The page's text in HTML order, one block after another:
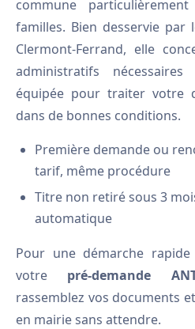
commune
familles. Bien desservie
Clermont-Ferrand, elle
administratifs
équipée pour traiter votre
dans de bonnes conditions.
Première demande ou
tarif, même procédure
Titre non retiré sous 3
automatique
Pour une démarche
votre pré-demande
rassemblez vos documents
en mairie sans attendre.